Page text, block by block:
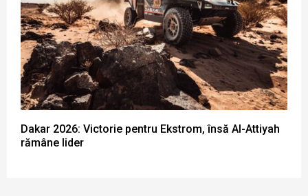
Dakar 2026: Victorie pentru Ekstrom, însă Al-Attiyah
rămâne lider